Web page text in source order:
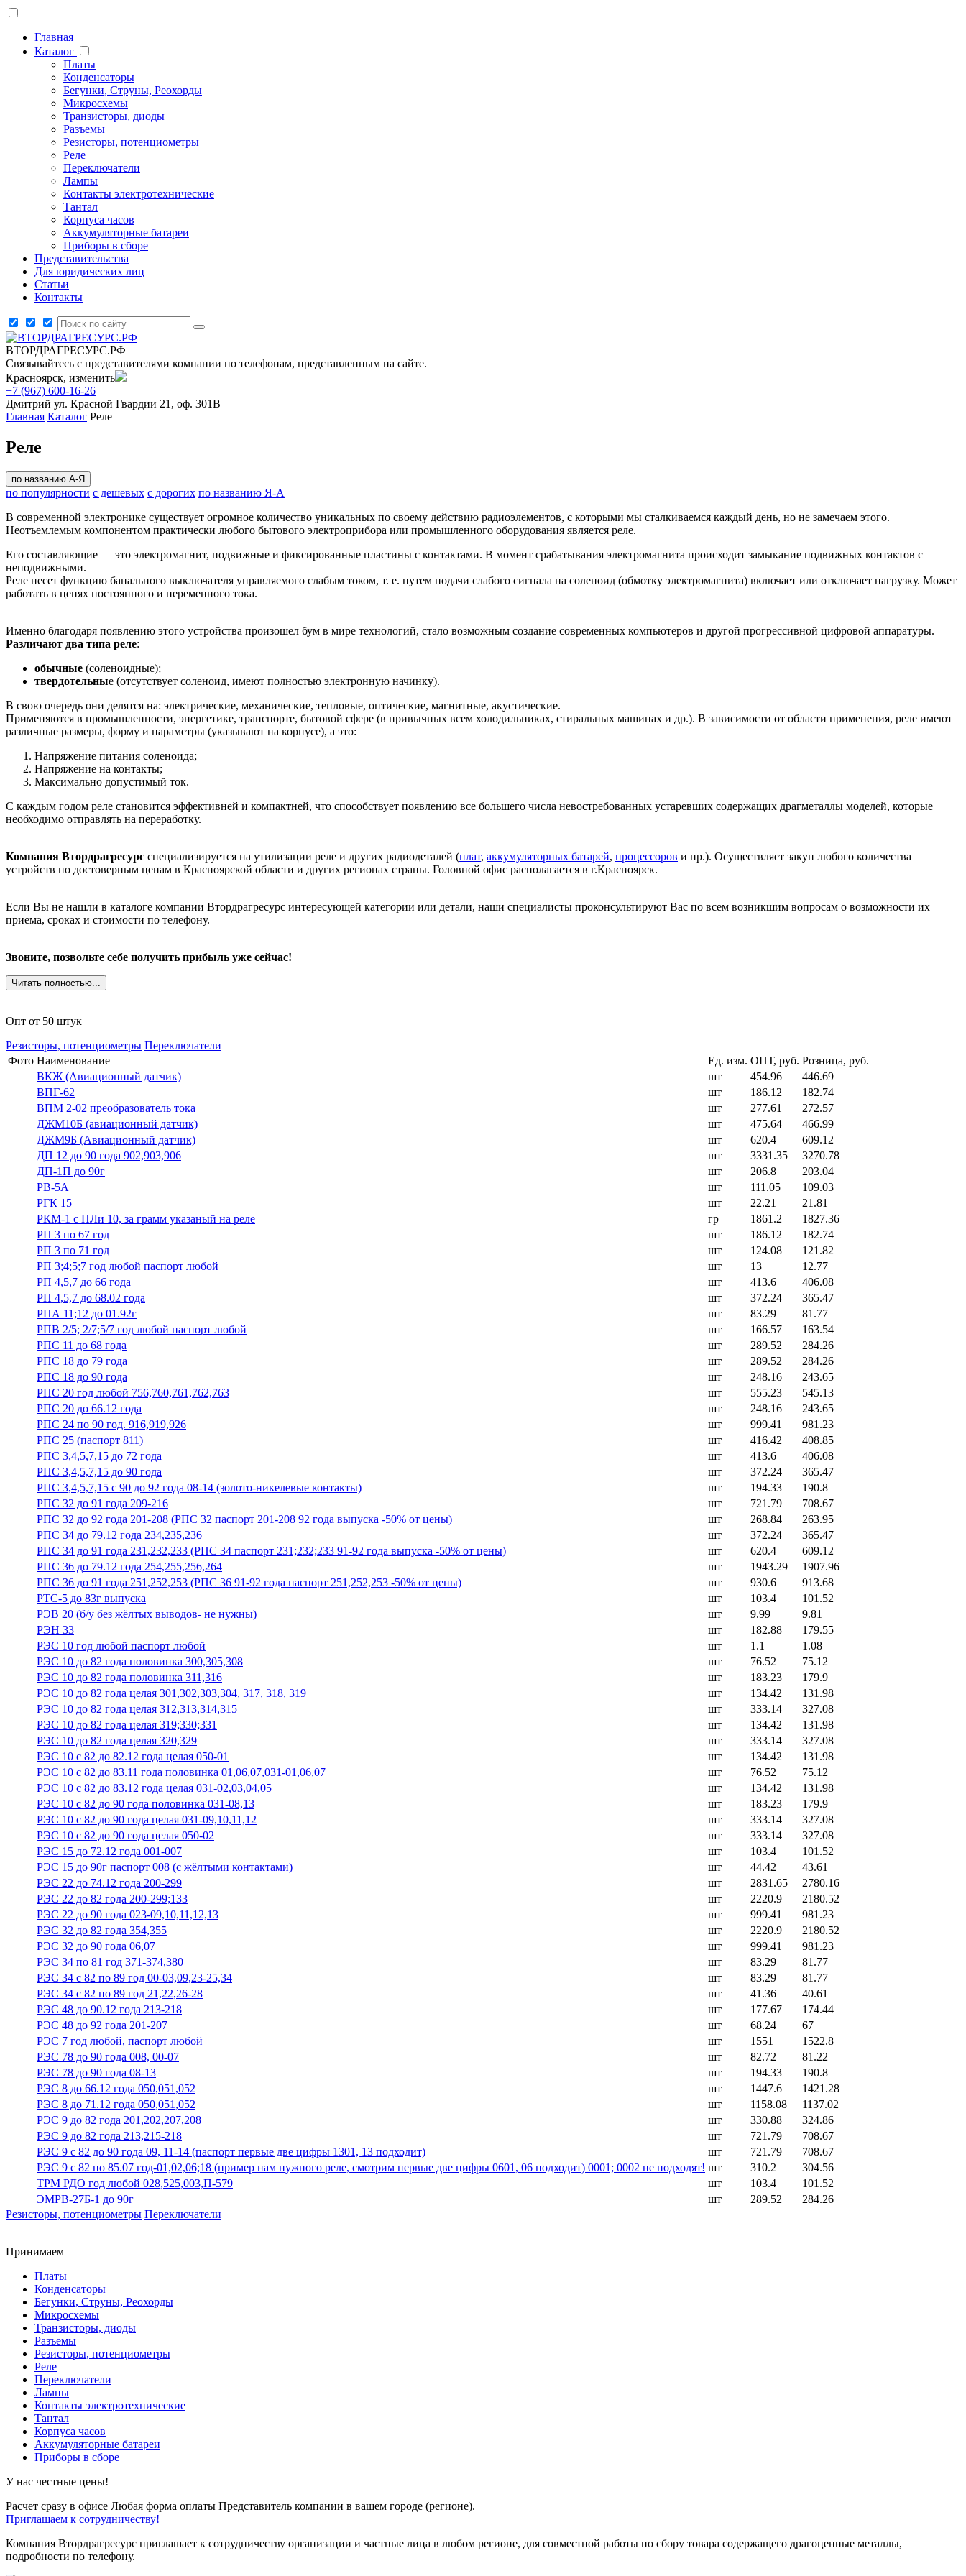
Главная
Каталог
Платы
Конденсаторы
Бегунки, Струны, Реохорды
Микросхемы
Транзисторы, диоды
Разъемы
Резисторы, потенциометры
Реле
Переключатели
Лампы
Контакты электротехнические
Тантал
Корпуса часов
Аккумуляторные батареи
Приборы в сборе
Представительства
Для юридических лиц
Статьи
Контакты
ВТОРДРАГРЕСУРС.РФ
Связывайтесь с представителями компании по телефонам, представленным на сайте.
Красноярск, изменить
+7 (967) 600-16-26
Дмитрий ул. Красной Гвардии 21, оф. 301В
Главная Каталог Реле
Реле
по названию А-Я
по популярности с дешевых с дорогих по названию Я-А
В современной электронике существует огромное количество уникальных по своему действию радиоэлементов, с которыми мы сталкиваемся каждый день, но не замечаем этого.
Неотъемлемым компонентом практически любого бытового электроприбора или промышленного оборудования является реле.
Его составляющие — это электромагнит, подвижные и фиксированные пластины с контактами. В момент срабатывания электромагнита происходит замыкание подвижных контактов с
неподвижными.
Реле несет функцию банального выключателя управляемого слабым током, т. е. путем подачи слабого сигнала на соленоид (обмотку электромагнита) включает или отключает нагрузку. Может
работать в цепях постоянного и переменного тока.
Именно благодаря появлению этого устройства произошел бум в мире технологий, стало возможным создание современных компьютеров и другой прогрессивной цифровой аппаратуры.
Различают два типа реле:
обычные (соленоидные);
твердотельные (отсутствует соленоид, имеют полностью электронную начинку).
В свою очередь они делятся на: электрические, механические, тепловые, оптические, магнитные, акустические.
Применяются в промышленности, энергетике, транспорте, бытовой сфере (в привычных всем холодильниках, стиральных машинах и др.). В зависимости от области применения, реле имеют
различные размеры, форму и параметры (указывают на корпусе), а это:
Напряжение питания соленоида;
Напряжение на контакты;
Максимально допустимый ток.
С каждым годом реле становится эффективней и компактней, что способствует появлению все большего числа невостребованных устаревших содержащих драгметаллы моделей, которые
необходимо отправлять на переработку.
Компания Втордрагресурс специализируется на утилизации реле и других радиодеталей (плат, аккумуляторных батарей, процессоров и пр.). Осуществляет закуп любого количества
устройств по достоверным ценам в Красноярской области и других регионах страны. Головной офис располагается в г.Красноярск.
Если Вы не нашли в каталоге компании Втордрагресурс интересующей категории или детали, наши специалисты проконсультируют Вас по всем возникшим вопросам о возможности их
приема, сроках и стоимости по телефону.
Звоните, позвольте себе получить прибыль уже сейчас!
Читать полностью...
Опт от 50 штук
Резисторы, потенциометры Переключатели
Фото Наименование Ед. изм. ОПТ, руб. Розница, руб.
ВКЖ (Авиационный датчик)
шт 454.96
446.69
ВПГ-62
шт 186.12
182.74
ВПМ 2-02 преобразователь тока
шт 277.61
272.57
ДЖМ10Б (авиационный датчик)
шт 475.64
466.99
ДЖМ9Б (Авиационный датчик)
шт 620.4
609.12
ДП 12 до 90 года 902,903,906
шт 3331.35
3270.78
ДП-1П до 90г
шт 206.8
203.04
РВ-5А
шт 111.05
109.03
РГК 15
шт 22.21
21.81
РКМ-1 с ПЛи 10, за грамм указаный на реле
гр 1861.2
1827.36
РП 3 по 67 год
шт 186.12
182.74
РП 3 по 71 год
шт 124.08
121.82
РП 3;4;5;7 год любой паспорт любой
шт 13
12.77
РП 4,5,7 до 66 года
шт 413.6
406.08
РП 4,5,7 до 68.02 года
шт 372.24
365.47
РПА 11;12 до 01.92г
шт 83.29
81.77
РПВ 2/5; 2/7;5/7 год любой паспорт любой
шт 166.57
163.54
РПС 11 до 68 года
шт 289.52
284.26
РПС 18 до 79 года
шт 289.52
284.26
РПС 18 до 90 года
шт 248.16
243.65
РПС 20 год любой 756,760,761,762,763
шт 555.23
545.13
РПС 20 до 66.12 года
шт 248.16
243.65
РПС 24 по 90 год. 916,919,926
шт 999.41
981.23
РПС 25 (паспорт 811)
шт 416.42
408.85
РПС 3,4,5,7,15 до 72 года
шт 413.6
406.08
РПС 3,4,5,7,15 до 90 года
шт 372.24
365.47
РПС 3,4,5,7,15 с 90 до 92 года 08-14 (золото-никелевые контакты)
шт 194.33
190.8
РПС 32 до 91 года 209-216
шт 721.79
708.67
РПС 32 до 92 года 201-208 (РПС 32 паспорт 201-208 92 года выпуска -50% от цены)
шт 268.84
263.95
РПС 34 до 79.12 года 234,235,236
шт 372.24
365.47
РПС 34 до 91 года 231,232,233 (РПС 34 паспорт 231;232;233 91-92 года выпуска -50% от цены)
шт 620.4
609.12
РПС 36 до 79.12 года 254,255,256,264
шт 1943.29
1907.96
РПС 36 до 91 года 251,252,253 (РПС 36 91-92 года паспорт 251,252,253 -50% от цены)
шт 930.6
913.68
РТС-5 до 83г выпуска
шт 103.4
101.52
РЭВ 20 (б/у без жёлтых выводов- не нужны)
шт 9.99
9.81
РЭН 33
шт 182.88
179.55
РЭС 10 год любой паспорт любой
шт 1.1
1.08
РЭС 10 до 82 года половинка 300,305,308
шт 76.52
75.12
РЭС 10 до 82 года половинка 311,316
шт 183.23
179.9
РЭС 10 до 82 года целая 301,302,303,304, 317, 318, 319
шт 134.42
131.98
РЭС 10 до 82 года целая 312,313,314,315
шт 333.14
327.08
РЭС 10 до 82 года целая 319;330;331
шт 134.42
131.98
РЭС 10 до 82 года целая 320,329
шт 333.14
327.08
РЭС 10 с 82 до 82.12 года целая 050-01
шт 134.42
131.98
РЭС 10 с 82 до 83.11 года половинка 01,06,07,031-01,06,07
шт 76.52
75.12
РЭС 10 с 82 до 83.12 года целая 031-02,03,04,05
шт 134.42
131.98
РЭС 10 с 82 до 90 года половинка 031-08,13
шт 183.23
179.9
РЭС 10 с 82 до 90 года целая 031-09,10,11,12
шт 333.14
327.08
РЭС 10 с 82 до 90 года целая 050-02
шт 333.14
327.08
РЭС 15 до 72.12 года 001-007
шт 103.4
101.52
РЭС 15 до 90г паспорт 008 (с жёлтыми контактами)
шт 44.42
43.61
РЭС 22 до 74.12 года 200-299
шт 2831.65
2780.16
РЭС 22 до 82 года 200-299;133
шт 2220.9
2180.52
РЭС 22 до 90 года 023-09,10,11,12,13
шт 999.41
981.23
РЭС 32 до 82 года 354,355
шт 2220.9
2180.52
РЭС 32 до 90 года 06,07
шт 999.41
981.23
РЭС 34 по 81 год 371-374,380
шт 83.29
81.77
РЭС 34 с 82 по 89 год 00-03,09,23-25,34
шт 83.29
81.77
РЭС 34 с 82 по 89 год 21,22,26-28
шт 41.36
40.61
РЭС 48 до 90.12 года 213-218
шт 177.67
174.44
РЭС 48 до 92 года 201-207
шт 68.24
67
РЭС 7 год любой, паспорт любой
шт 1551
1522.8
РЭС 78 до 90 года 008, 00-07
шт 82.72
81.22
РЭС 78 до 90 года 08-13
шт 194.33
190.8
РЭС 8 до 66.12 года 050,051,052
шт 1447.6
1421.28
РЭС 8 до 71.12 года 050,051,052
шт 1158.08
1137.02
РЭС 9 до 82 года 201,202,207,208
шт 330.88
324.86
РЭС 9 до 82 года 213,215-218
шт 721.79
708.67
РЭС 9 с 82 до 90 года 09, 11-14 (паспорт первые две цифры 1301, 13 подходит)
шт 721.79
708.67
РЭС 9 с 82 по 85.07 год-01,02,06;18 (пример нам нужного реле, смотрим первые две цифры 0601, 06 подходит) 0001; 0002 не подходят! шт 310.2
304.56
ТРМ РДО год любой 028,525,003,П-579
шт 103.4
101.52
ЭМРВ-27Б-1 до 90г
шт 289.52
284.26
Резисторы, потенциометры Переключатели
Принимаем
Платы
Конденсаторы
Бегунки, Струны, Реохорды
Микросхемы
Транзисторы, диоды
Разъемы
Резисторы, потенциометры
Реле
Переключатели
Лампы
Контакты электротехнические
Тантал
Корпуса часов
Аккумуляторные батареи
Приборы в сборе
У нас честные цены!
Расчет сразу в офисе Любая форма оплаты Представитель компании в вашем городе (регионе).
Приглашаем к сотрудничеству!
Компания Втордрагресурс приглашает к сотрудничеству организации и частные лица в любом регионе, для совместной работы по сбору товара содержащего драгоценные металлы,
подробности по телефону.